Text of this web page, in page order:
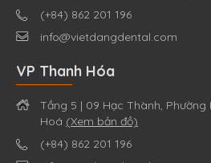
(+84) 862 201 196
info@vietdangdental.com
VP Thanh Hóa
Tầng 5 | 09 Hạc Thành, Phường
Hoá (Xem bản đồ)
(+84) 862 201 196